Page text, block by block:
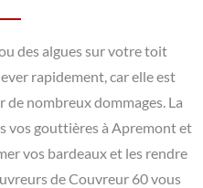
des algues sur votre toit
rapidement, car elle est
nombreux dommages. La
vos gouttières à Apremont et
vos bardeaux et les rendre
de Couvreur 60 vous